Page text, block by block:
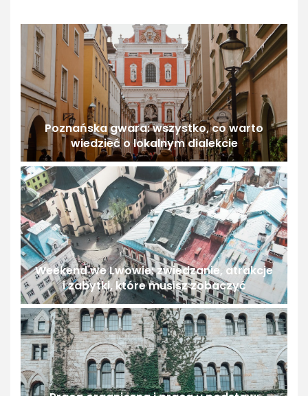
Poznańska gwara: wszystko, co warto
wiedzieć o lokalnym dialekcie
Weekend we Lwowie: zwiedzanie, atrakcje
i zabytki, które musisz zobaczyć